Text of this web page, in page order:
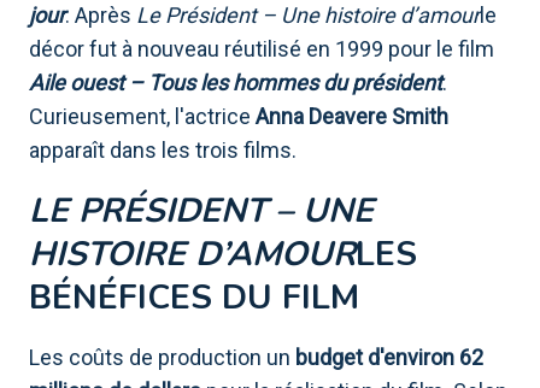
jour. Après Le Président – ​​Une histoire d’amourle
décor fut à nouveau réutilisé en 1999 pour le film
Aile ouest – Tous les hommes du président.
Curieusement, l'actrice Anna Deavere Smith
apparaît dans les trois films.
LE PRÉSIDENT – ​​UNE
HISTOIRE D’AMOURLES
BÉNÉFICES DU FILM
Les coûts de production un budget d'environ 62